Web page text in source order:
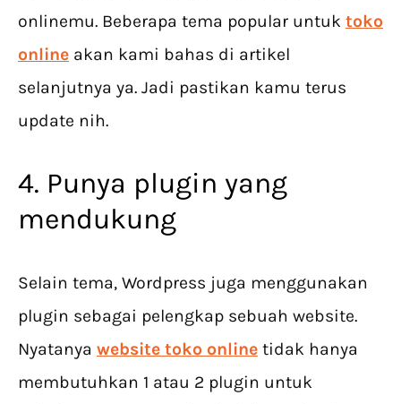
onlinemu. Beberapa tema popular untuk toko
online akan kami bahas di artikel
selanjutnya ya. Jadi pastikan kamu terus
update nih.
4. Punya plugin yang
mendukung
Selain tema, Wordpress juga menggunakan
plugin sebagai pelengkap sebuah website.
Nyatanya website toko online tidak hanya
membutuhkan 1 atau 2 plugin untuk